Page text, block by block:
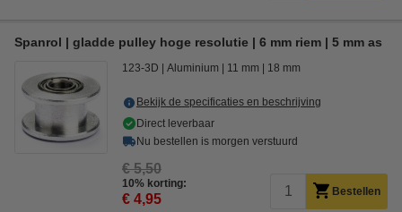
Spanrol | gladde pulley hoge resolutie | 6 mm riem | 5 mm as
123-3D Aluminium 11 mm 18 mm
Bekijk de specificaties en beschrijving
Direct leverbaar
Nu bestellen is morgen verstuurd
€ 5,50
10% korting:
€ 4,95 Bestellen